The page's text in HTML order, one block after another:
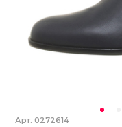
Арт.0272614